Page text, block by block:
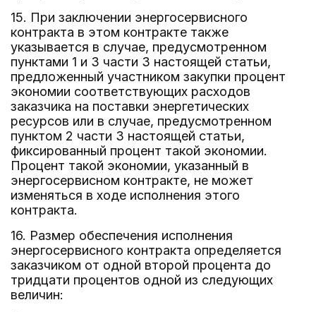
15. При заключении энергосервисного
контракта в этом контракте также
указывается в случае, предусмотренном
пунктами 1 и 3 части 3 настоящей статьи,
предложенный участником закупки процент
экономии соответствующих расходов
заказчика на поставки энергетических
ресурсов или в случае, предусмотренном
пунктом 2 части 3 настоящей статьи,
фиксированный процент такой экономии.
Процент такой экономии, указанный в
энергосервисном контракте, не может
изменяться в ходе исполнения этого
контракта.
16. Размер обеспечения исполнения
энергосервисного контракта определяется
заказчиком от одной второй процента до
тридцати процентов одной из следующих
величин: